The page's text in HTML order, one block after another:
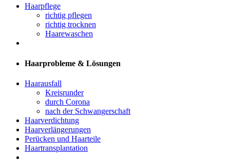
Haarpflege
richtig pflegen
richtig trocknen
Haarewaschen
Haarprobleme & Lösungen
Haarausfall
Kreisrunder
durch Corona
nach der Schwangerschaft
Haarverdichtung
Haarverlängerungen
Perücken und Haarteile
Haartransplantation